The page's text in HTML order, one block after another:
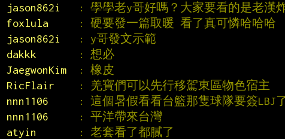
jason862i : 學學老y哥好嗎？大家要看的是老漢
foxlula : 硬要發一篇取暖 看了真可憐哈哈哈
jason862i : y哥發文示範
dakkk : 想必
JaegwonKim : 橡皮
RicFlair : 羌寶們可以先行移駕東區物色宿主
nnn1106 : 這個暑假看看台籃那隻球隊要簽LBJ
nnn1106 : 平洋帶來台灣
atyin : 老套看了都膩了